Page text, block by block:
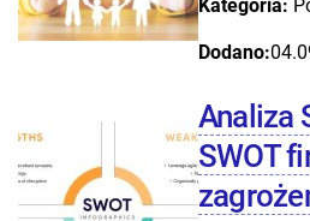
Kategoria:
Dodano:
Analiza
SWOT